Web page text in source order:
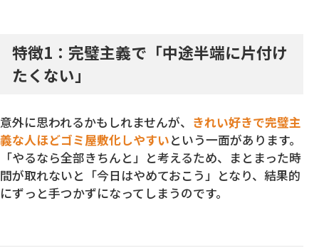
特徴1：完璧主義で「中途半端に片付け
たくない」
意外に思われるかもしれませんが、 きれい好きで完璧主
義な人ほどゴミ屋敷化しやすいという一面があります。
「やるなら全部きちんと」と考えるため、まとまった時
間が取れないと「今日はやめておこう」となり、結果的
にずっと手つかずになってしまうのです。